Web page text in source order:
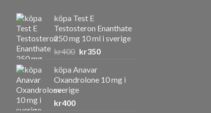
köpa Test E
Testosteron Enanthate
250 mg 10 ml i sverige
kr400 Det
priset
var:
kr400.
kr350Det
är:
köpa Anavar
Oxandrolone 10 mg i
sverige
kr400